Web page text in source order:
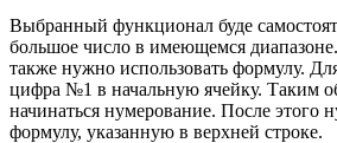
Выбранный функционал буде
большое число в имеющемся
также нужно использовать формулу.
цифра №1 в начальную ячейку. Таким
начинаться нумерование. После этого
формулу, указанную в верхней строке.